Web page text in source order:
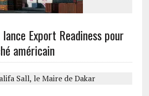
Export Readiness pour
américain